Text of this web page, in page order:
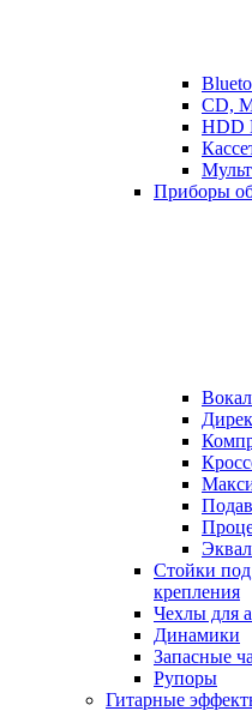
CD,
HDD
Приборы
Стойки под
крепления
Чехлы для
Динамики
Запасные
Рупоры
Гитарные